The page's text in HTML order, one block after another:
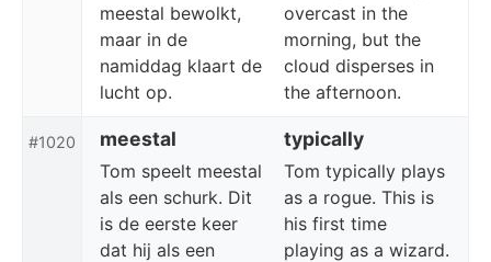
meestal bewolkt,
maar in de
namiddag klaart de
lucht op.
overcast in the
morning, but the
cloud disperses in
the afternoon.
#1020 meestal typically
Tom speelt meestal
als een schurk. Dit
is de eerste keer
dat hij als een
Tom typically plays
as a rogue. This is
his first time
playing as a wizard.